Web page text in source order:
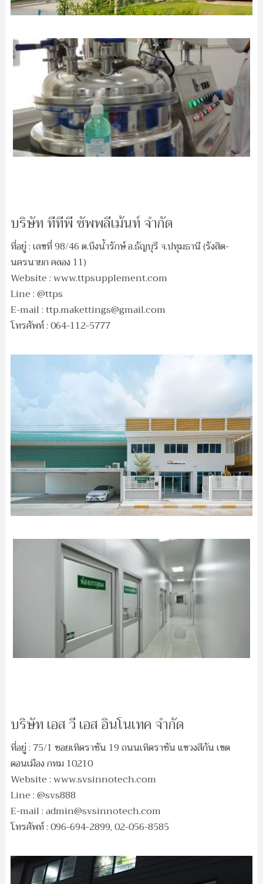
บริษัท ทีทีพี ซัพพลีเม้นท์ จำกัด
ที่อยู่ : เลขที่ 98/46 ต.บึงน้ำรักษ์ อ.ธัญบุรี จ.ปทุมธานี (รังสิต-
นครนายก คลอง 11)
Website : www.ttpsupplement.com
Line : @ttps
E-mail :ttp.makettings@gmail.com
โทรศัพท์ : 064-112-5777
บริษัท เอส วี เอส อินโนเทค จำกัด
ที่อยู่ : 75/1 ซอยเทิดราชัน 19 ถนนเทิดราชัน แขวงสีกัน เขต
ดอนเมือง กทม 10210
Website : www.svsinnotech.com
Line : @svs888
E-mail :admin@svsinnotech.com
โทรศัพท์ : 096-694-2899, 02-056-8585